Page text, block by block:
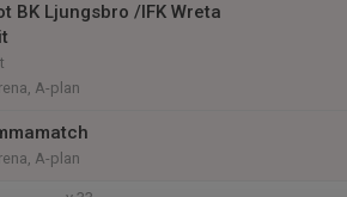
BK Ljungsbro /IFK Wreta
A-plan
A-plan